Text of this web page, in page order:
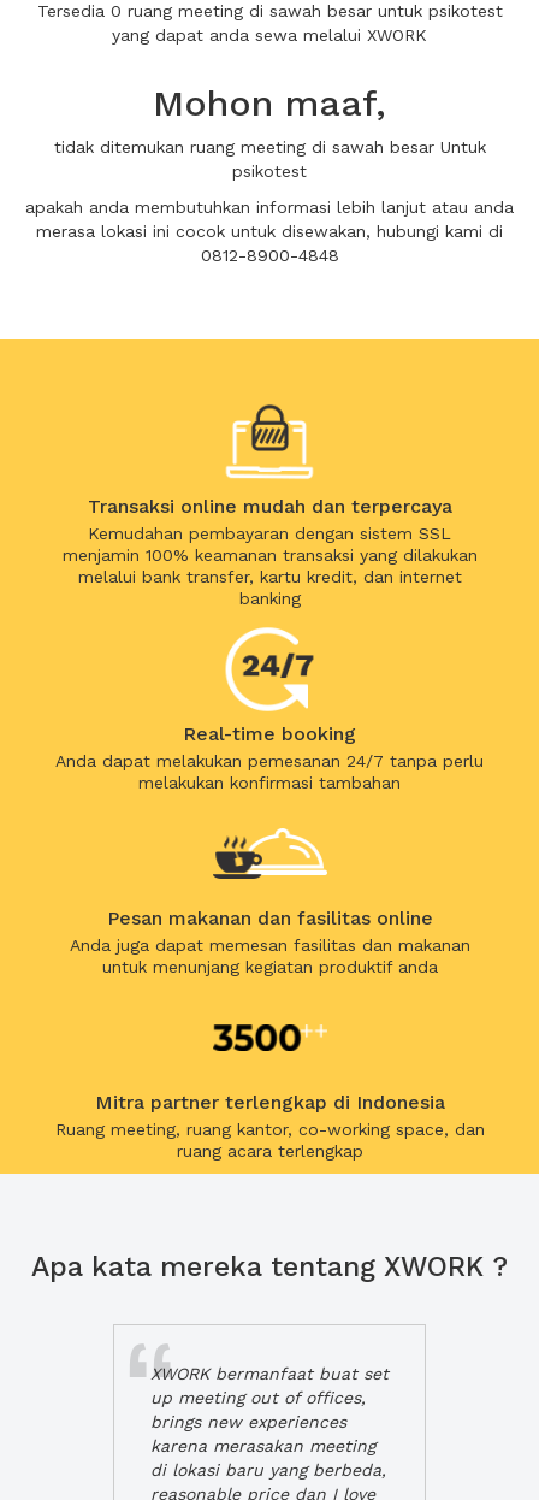
Tersedia 0 ruang meeting di sawah besar untuk psikotest
yang dapat anda sewa melalui XWORK
Mohon maaf,
tidak ditemukan ruang meeting di sawah besar Untuk
psikotest
apakah anda membutuhkan informasi lebih lanjut atau anda
merasa lokasi ini cocok untuk disewakan, hubungi kami di
0812-8900-4848
Transaksi online mudah dan terpercaya
Kemudahan pembayaran dengan sistem SSL
menjamin 100% keamanan transaksi yang dilakukan
melalui bank transfer, kartu kredit, dan internet
banking
Real-time booking
Anda dapat melakukan pemesanan 24/7 tanpa perlu
melakukan konfirmasi tambahan
Pesan makanan dan fasilitas online
Anda juga dapat memesan fasilitas dan makanan
untuk menunjang kegiatan produktif anda
Mitra partner terlengkap di Indonesia
Ruang meeting, ruang kantor, co-working space, dan
ruang acara terlengkap
Apa kata mereka tentang XWORK ?
XWORK bermanfaat buat set
up meeting out of offices,
brings new experiences
karena merasakan meeting
di lokasi baru yang berbeda,
reasonable price dan I love